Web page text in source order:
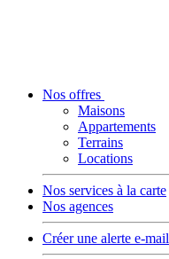
Nos offres
Maisons
Appartements
Terrains
Locations
Nos services à la carte
Nos agences
Créer une alerte e-mail